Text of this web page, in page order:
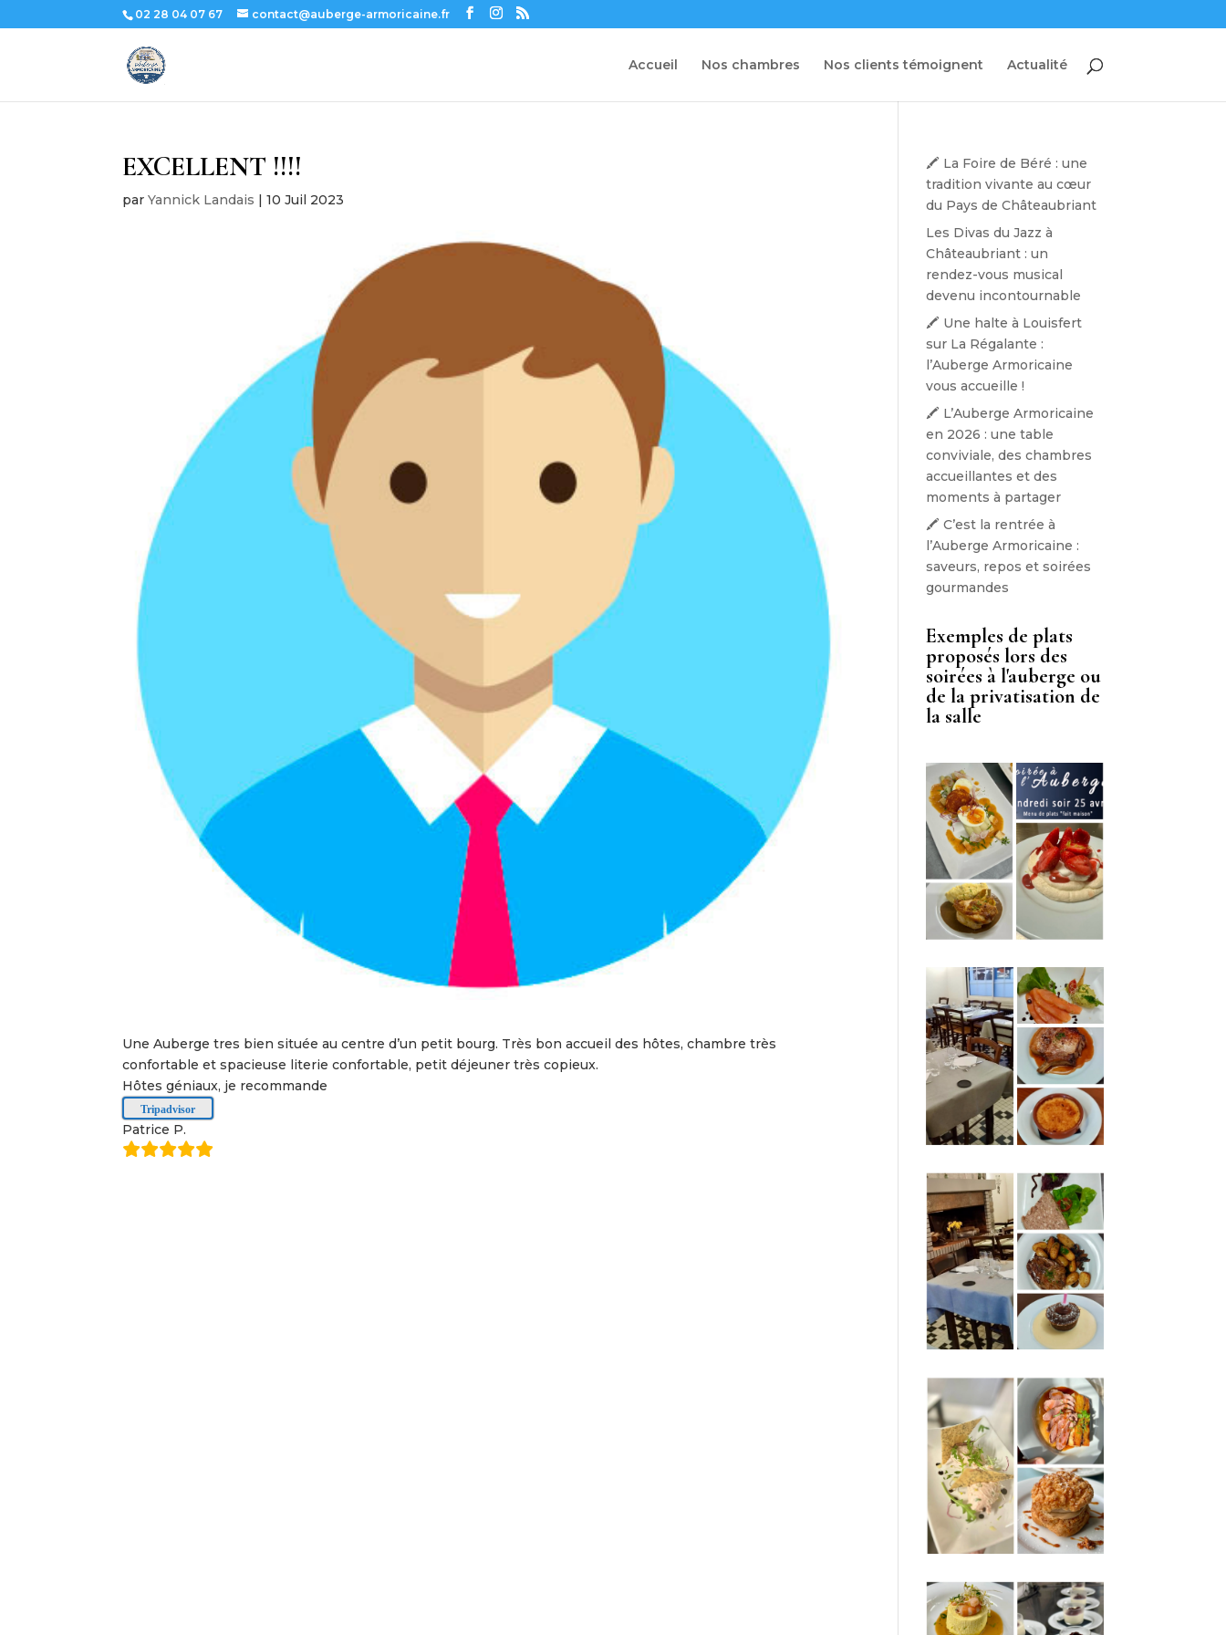
02 28 04 07 67 contact@auberge-armoricaine.fr
Accueil Nos chambres Nos clients témoignent Actualité
EXCELLENT !!!!
parYannick Landais |10 Juil 2023
Une Auberge tres bien située au centre d’un petit bourg. Très bon accueil des hôtes, chambre très
confortable et spacieuse literie confortable, petit déjeuner très copieux.
Hôtes géniaux, je recommande
Tripadvisor
Patrice P.
🖍️ La Foire de Béré : une
tradition vivante au cœur
du Pays de Châteaubriant
Les Divas du Jazz à
Châteaubriant : un
rendez-vous musical
devenu incontournable
🖍️ Une halte à Louisfert
sur La Régalante :
l’Auberge Armoricaine
vous accueille !
🖍️ L’Auberge Armoricaine
en 2026 : une table
conviviale, des chambres
accueillantes et des
moments à partager
🖍️ C’est la rentrée à
l’Auberge Armoricaine :
saveurs, repos et soirées
gourmandes
Exemples de plats
proposés lors des
soirées à l'auberge ou
de la privatisation de
la salle